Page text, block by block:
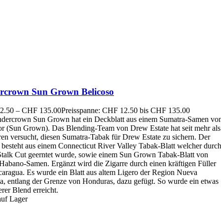
Sun Grown Belicoso
– CHF 135.00Preisspanne: CHF 12.50 bis CHF 135.00
Sun Grown hat ein Deckblatt aus einem Sumatra-Samen
(Sun Grown). Das Blending-Team von Drew Estate hat seit mehr als
versucht, diesen Sumatra-Tabak für Drew Estate zu sichern. Der
aus einem Connecticut River Valley Tabak-Blatt welcher durch
Cut geerntet wurde, sowie einem Sun Grown Tabak-Blatt von
Samen. Ergänzt wird die Zigarre durch einen kräftigen Füller
Es wurde ein Blatt aus altem Ligero der Region Nueva
entlang der Grenze von Honduras, dazu gefügt. So wurde ein etwas
Blend erreicht.
Lager